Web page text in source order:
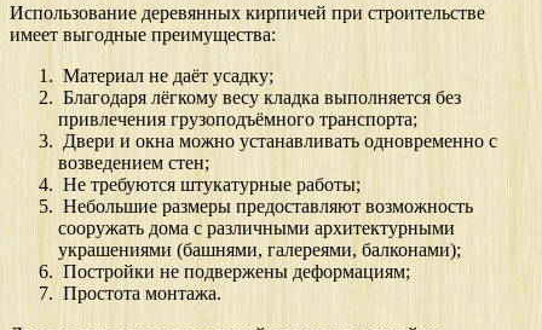
Использование деревянных кирпичей при строительстве
имеет выгодные преимущества:
Материал не даёт усадку;
Благодаря лёгкому весу кладка выполняется без
привлечения грузоподъёмного транспорта;
Двери и окна можно устанавливать одновременно с
возведением стен;
Не требуются штукатурные работы;
Небольшие размеры предоставляют возможность
сооружать дома с различными архитектурными
украшениями (башнями, галереями, балконами);
Постройки не подвержены деформациям;
Простота монтажа.